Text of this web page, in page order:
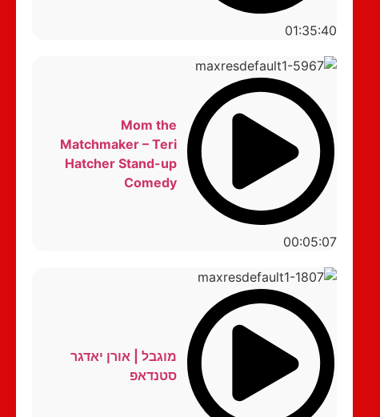
01:35:40
00:05:07
Mom the
Matchmaker – Teri
Hatcher Stand-up
Comedy
מוגבל | אורן יאדגר
סטנדאפ